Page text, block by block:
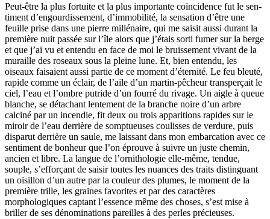
Peut-être la plus fortuite et la plus importante coïncidence fut le sen­
timent d’engourdissement, d’immobilité, la sensation d’être une
feuille prise dans une pierre millénaire, qui me saisit aussi durant la
première nuit passée sur l’île alors que j’étais sorti fumer sur la berge
et que j’ai vu et entendu en face de moi le bruissement vivant de la
muraille des roseaux sous la pleine lune. Et, bien entendu, les
oiseaux faisaient aussi partie de ce moment d’éter­nité. Le feu bleuté,
rapide comme un éclair, de l’aile d’un martin-pêcheur transperçait le
ciel, l’eau et l’ombre putride d’un fourré du rivage. Un aigle à queue
blanche, se détachant lentement de la branche noire d’un arbre
calciné par un incendie, fit deux ou trois apparitions rapides sur le
miroir de l’eau derrière de somptueuses coulisses de verdure, puis
disparut derrière un saule, me laissant dans mon embarcation avec ce
sentiment de bonheur que l’on éprouve à suivre un juste chemin,
ancien et libre. La langue de l’ornithologie elle-même, tendue,
souple, s’efforçant de saisir toutes les nuances des traits distinguant
un oisillon d’un autre par la couleur des plumes, le moment de la
première trille, les graines favorites et par des caractères
morphologiques captant l’essence même des choses, s’est mise à
briller de ses dénominations pareilles à des perles précieuses.